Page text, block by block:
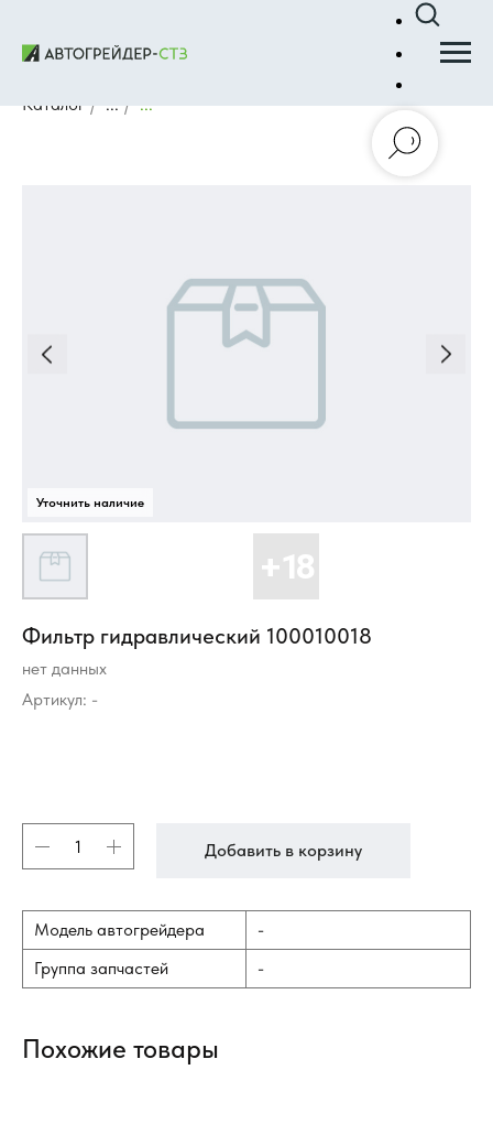
Каталог / ... / ...
Фильтр гидравлический 100010018
нет данных
Артикул: -
Добавить в корзину
Модель автогрейдера
-
Группа запчастей
-
Похожие товары